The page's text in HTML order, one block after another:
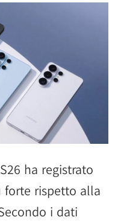
ha registrato
forte rispetto alla
i dati